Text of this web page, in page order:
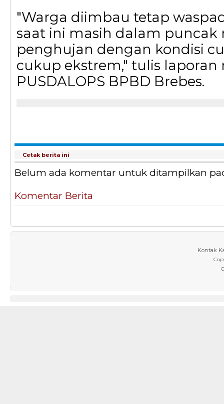
"Warga diimbau tetap
saat ini masih dalam puncak
penghujan dengan kondisi
cukup ekstrem," tulis laporan
PUSDALOPS BPBD Brebes.
Cetak berita ini
Belum ada komentar untuk ditampilkan
Komentar Berita
Kontak